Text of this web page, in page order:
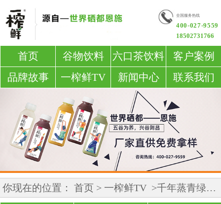
全国服务热线
400-027-9559
18502731766
首页 谷物饮料 六口茶饮料
客户案例
品牌故事
一榨鲜TV 新闻中心 联系我们
你现在的位置： 首页 > 一榨鲜TV >千年蒸青绿茶的传承与创新:恩施玉露